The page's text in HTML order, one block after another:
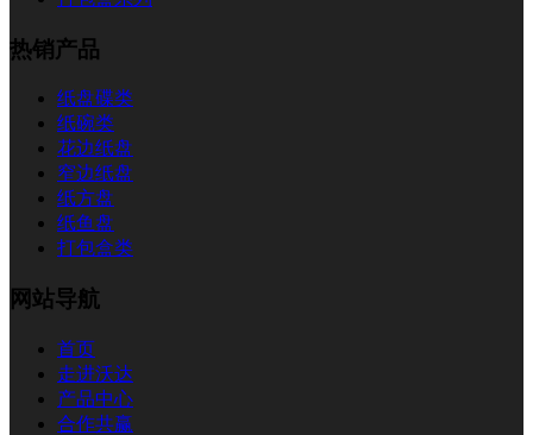
热销产品
纸盘碟类
纸碗类
花边纸盘
窄边纸盘
纸方盘
纸鱼盘
打包盒类
网站导航
首页
走进沃达
产品中心
合作共赢